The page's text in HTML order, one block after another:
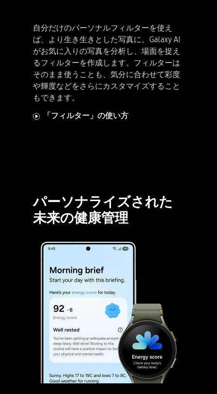
自分だけのパーソナルフィルターを使え
ば、より生き生きとした写真に。Galaxy AI
がお気に入りの写真を分析し、場面を捉え
るフィルターを作成します。フィルターは
そのまま使うことも、気分に合わせて彩度
や輝度などをさらにカスタマイズすること
もできます。
「フィルター」の使い方
パーソナライズされた
未来の健康管理